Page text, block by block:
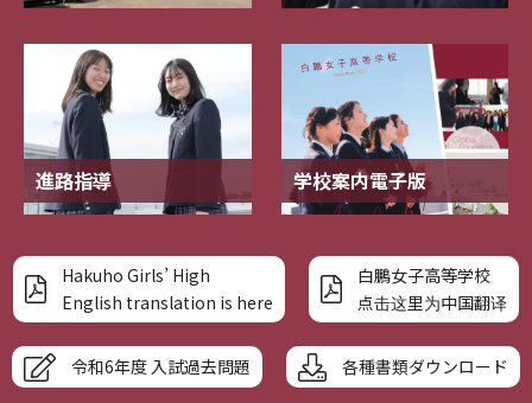
進路指導 学校案内電子版
Hakuho Girls’ High
English translation is here
白鵬女子高等学校
点击这里为中国翻译
令和6年度 入試過去問題 各種書類ダウンロード